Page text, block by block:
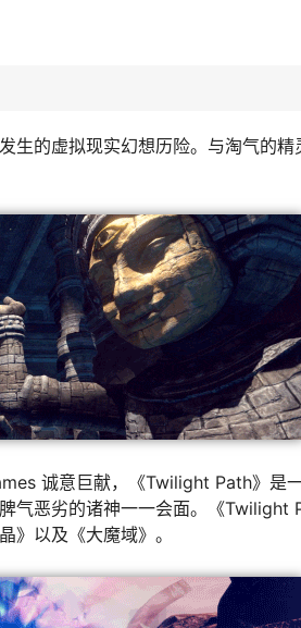
生的虚拟现实幻想历险。与淘气的
诚意巨献，《Twilight Path》是
气恶劣的诸神一一会面。《Twilight
》以及《大魔域》。